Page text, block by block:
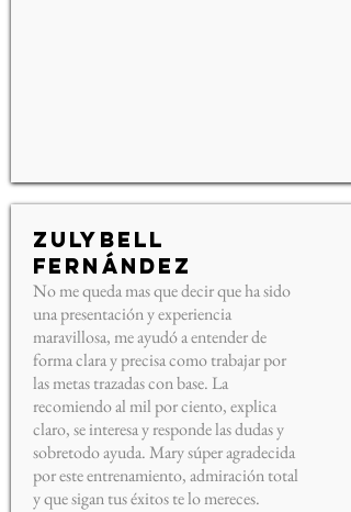
Zulybell
Fernández
No me queda mas que decir que ha sido
una presentación y experiencia
maravillosa, me ayudó a entender de
forma clara y precisa como trabajar por
las metas trazadas con base. La
recomiendo al mil por ciento, explica
claro, se interesa y responde las dudas y
sobretodo ayuda. Mary súper agradecida
por este entrenamiento, admiración total
y que sigan tus éxitos te lo mereces.